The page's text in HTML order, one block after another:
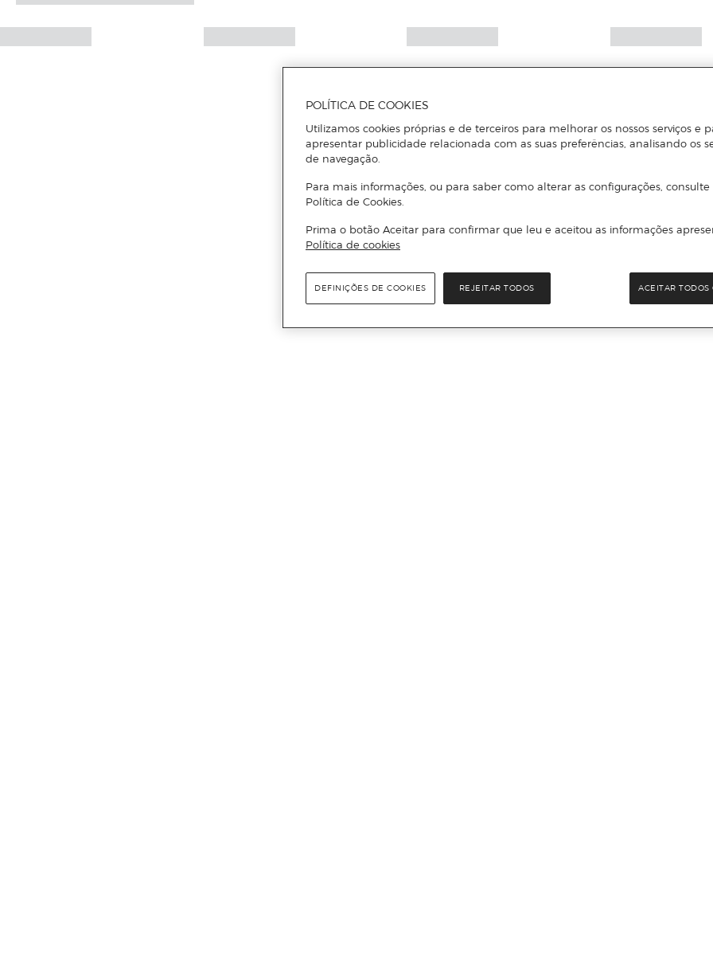
POLÍTICA DE COOKIES
Utilizamos cookies próprias e de terceiros para melhorar os nossos serviços e
apresentar publicidade relacionada com as suas preferências, analisando os
de navegação.
Para mais informações, ou para saber como alterar as configurações, consulte
Política de Cookies.
Prima o botão Aceitar para confirmar que leu e aceitou as informações
Política de cookies
REJEITAR TODOS ACEITAR TODOS
DEFINIÇÕES DE COOKIES